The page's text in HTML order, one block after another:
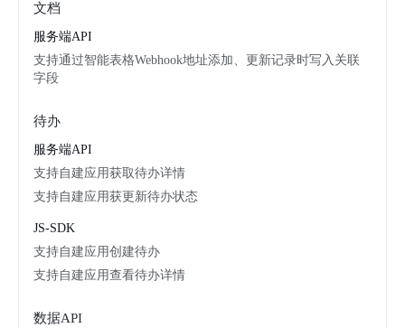
文档
服务端API
支持通过智能表格Webhook地址添加、更新记录时写入关联
字段
待办
服务端API
支持自建应用获取待办详情
支持自建应用获更新待办状态
JS-SDK
支持自建应用创建待办
支持自建应用查看待办详情
数据API